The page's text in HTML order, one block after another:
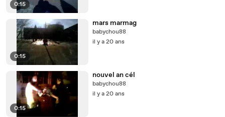
0:15
0:15
mars marmag
babychou88
il y a 20 ans
0:15
nouvel an cél
babychou88
il y a 20 ans